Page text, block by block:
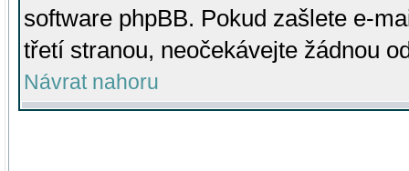
software phpBB. Pokud zašlete e-
třetí stranou, neočekávejte žádnou
Návrat nahoru